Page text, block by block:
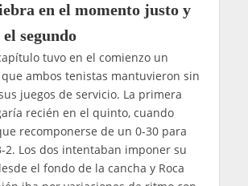
en el momento justo y
segundo
tuvo en el comienzo un
ambos tenistas mantuvieron sin
juegos de servicio. La primera
recién en el quinto, cuando
recomponerse de un 0-30 para
2. Los dos intentaban imponer su
el fondo de la cancha y Roca